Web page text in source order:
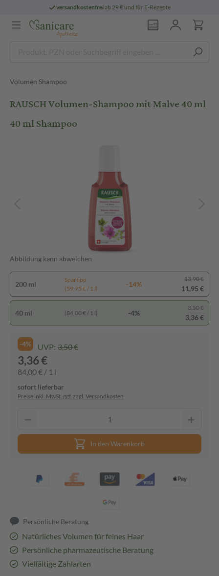
versandkostenfreiab 29 € und für E-Rezepte
Volumen Shampoo
RAUSCH Volumen-Shampoo mit Malve 40 ml
40 ml Shampoo
Abbildung kann abweichen
200 ml
Spartipp
(59,75 € / 1 l)
-14%
13,90 €
11,95 €
40 ml (84,00 € / 1 l) -4%
3,50 €
3,36 €
-4% UVP: 3,50 €
3,36 €
84,00 € / 1 l
sofort lieferbar
Preise inkl. MwSt. ggf. zzgl. Versandkosten
In den Warenkorb
Persönliche Beratung
Natürliches Volumen für feines Haar
Persönliche pharmazeutische Beratung
Vielfältige Zahlarten